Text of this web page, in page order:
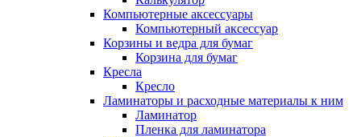
Компьютерные аксессуары
Компьютерный аксессуар
Корзины и ведра для бумаг
Корзина для бумаг
Кресла
Кресло
Ламинаторы и расходные материалы к ним
Ламинатор
Пленка для ламинатора